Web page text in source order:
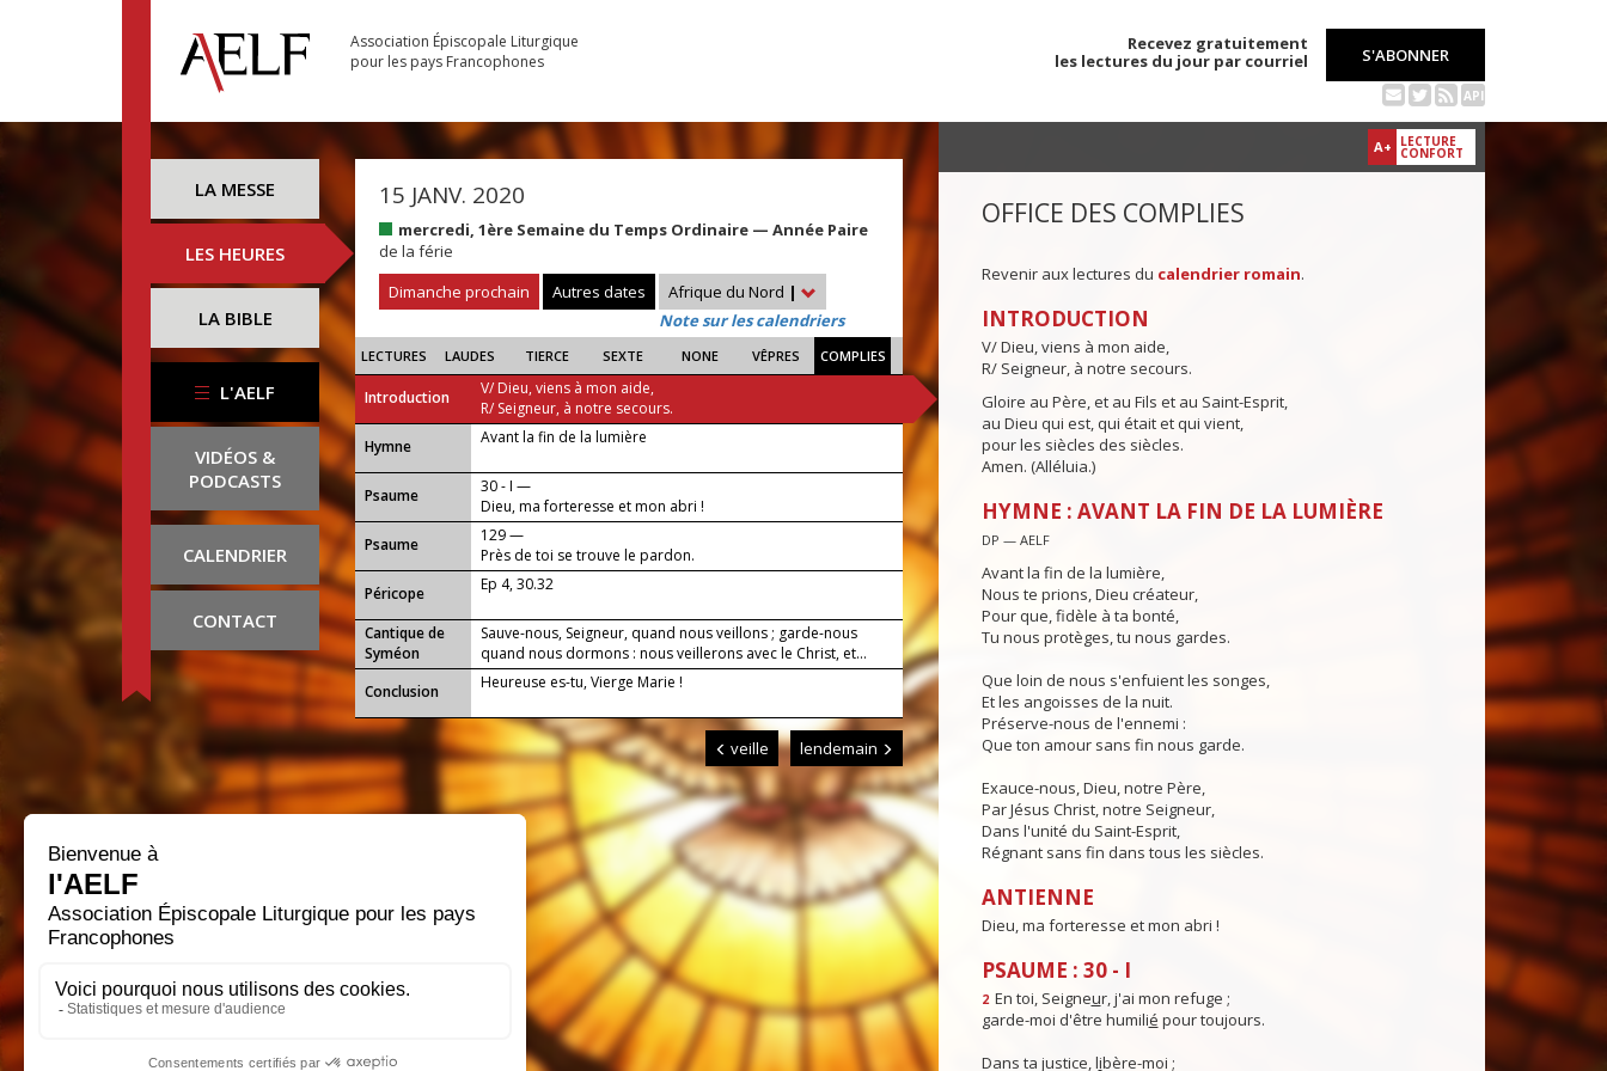
Association Épiscopale Liturgique
pour les pays Francophones
Recevez gratuitement
les lectures du jour par courriel
S'ABONNER
API
LA MESSE
LES HEURES
LA BIBLE
L'AELF
VIDÉOS &
PODCASTS
CALENDRIER
CONTACT
15 JANV. 2020
mercredi, 1ère Semaine du Temps Ordinaire — Année Paire
de la férie
Dimanche prochain
Autres dates Afrique du Nord |
Note sur les calendriers
LECTURES LAUDES TIERCE SEXTE NONE VÊPRES COMPLIES
Introduction
V/ Dieu, viens à mon aide,
R/ Seigneur, à notre secours.
...
Hymne Avant la fin de la lumière
Psaume
30 - I —
Dieu, ma forteresse et mon abri !
Psaume
129 —
Près de toi se trouve le pardon.
Péricope
Ep 4, 30.32
Cantique de
Syméon
Sauve-nous, Seigneur, quand nous veillons ; garde-nous
quand nous dormons : nous veillerons avec le Christ, et...
Conclusion
Heureuse es-tu, Vierge Marie !
veille lendemain
A+ LECTURE
CONFORT
OFFICE DES COMPLIES
Revenir aux lectures du calendrier romain.
INTRODUCTION
V/ Dieu, viens à mon aide,
R/ Seigneur, à notre secours.
Gloire au Père, et au Fils et au Saint-Esprit,
au Dieu qui est, qui était et qui vient,
pour les siècles des siècles.
Amen. (Alléluia.)
HYMNE : AVANT LA FIN DE LA LUMIÈRE
DP — AELF
Avant la fin de la lumière,
Nous te prions, Dieu créateur,
Pour que, fidèle à ta bonté,
Tu nous protèges, tu nous gardes.
Que loin de nous s'enfuient les songes,
Et les angoisses de la nuit.
Préserve-nous de l'ennemi :
Que ton amour sans fin nous garde.
Exauce-nous, Dieu, notre Père,
Par Jésus Christ, notre Seigneur,
Dans l'unité du Saint-Esprit,
Régnant sans fin dans tous les siècles.
ANTIENNE
Dieu, ma forteresse et mon abri !
PSAUME : 30 - I
2 En toi, Seigneur, j'ai mon refuge ;
garde-moi d'être humilié pour toujours.
Dans ta justice, libère-moi ;